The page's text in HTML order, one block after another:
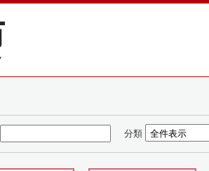
分類